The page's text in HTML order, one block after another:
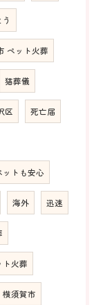
ペット火葬
猫葬儀
区 死亡届
ットも安心
海外 迅速
ト火葬
横須賀市